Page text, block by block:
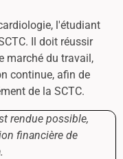
l'étudiant
Il doit réussir
marché du travail,
continue, afin de
de la SCTC.
rendue possible,
financière de